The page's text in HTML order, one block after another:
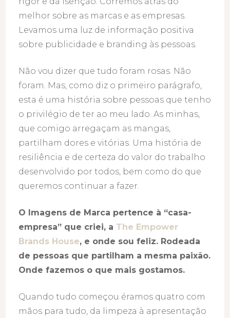
melhor sobre as marcas e as empresas.
Levamos uma luz de informação positiva
sobre publicidade e branding às pessoas.
Não vou dizer que tudo foram rosas. Não
foram. Mas, como diz o primeiro parágrafo,
esta é uma história sobre pessoas que tenho
o privilégio de ter ao meu lado. As minhas,
que comigo arregaçam as mangas,
partilham dores e vitórias. Uma história de
resiliência e de certeza do valor do trabalho
desenvolvido por todos, bem como do que
queremos continuar a fazer.
O Imagens de Marca pertence à “casa-
empresa” que criei, a The Empower
Brands House, e onde sou feliz. Rodeada
de pessoas que partilham a mesma paixão.
Onde fazemos o que mais gostamos.
Quando tudo começou éramos quatro com
mãos para tudo, da limpeza à apresentação